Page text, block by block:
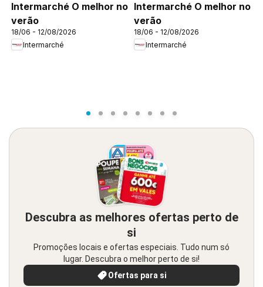
Intermarché O melhor no
verão
18/06 - 12/08/2026
Intermarché
Intermarché O melhor no
verão
18/06 - 12/08/2026
Intermarché
Descubra as melhores ofertas perto de
si
Promoções locais e ofertas especiais. Tudo num só
lugar. Descubra o melhor perto de si!
Ofertas para si